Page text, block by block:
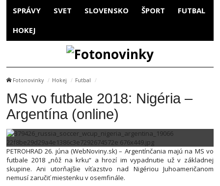
SPRÁVY SVET SLOVENSKO ŠPORT FUTBAL
HOKEJ
Fotonovinky Hokej Futbal
MS vo futbale 2018: Nigéria –
Argentína (online)
PETROHRAD 26. júna (WebNoviny.sk) – Argentínčania majú na MS vo
futbale 2018 „nôž na krku“ a hrozí im vypadnutie už v základnej
skupine. Ani utorňajšie víťazstvo nad Nigériou Juhoameričanom
nemusí zaručiť miestenku v osemfinále.